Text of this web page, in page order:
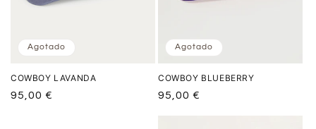
Agotado
COWBOY LAVANDA
Precio
95,00 €
Agotado
COWBOY BLUEBERRY
Precio
95,00 €